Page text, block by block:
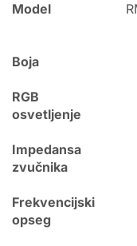
Model
Boja
RGB
osvetljenje
Impedansa
zvučnika
Frekvencijski
opseg